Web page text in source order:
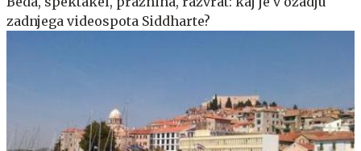
zadnjega videospota Siddharte?